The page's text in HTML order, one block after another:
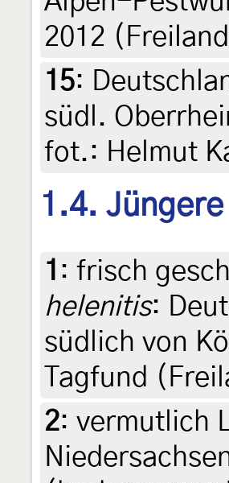
2012
15:
südl.
fot.: Helmut
1.4.
1 : frisch
helenitis:
südlich von
Tagfund
2: vermutlich